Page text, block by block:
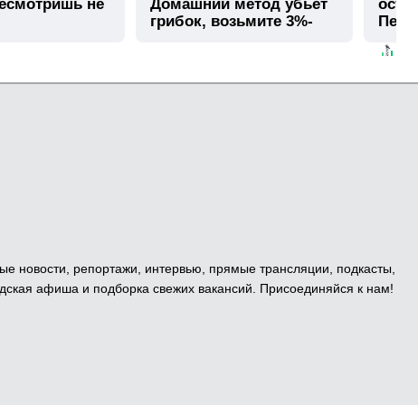
не
Домашний метод убьет
грибок, возьмите 3%-
новости, репортажи, интервью, прямые трансляции, подкасты,
афиша и подборка свежих вакансий. Присоединяйся к нам!